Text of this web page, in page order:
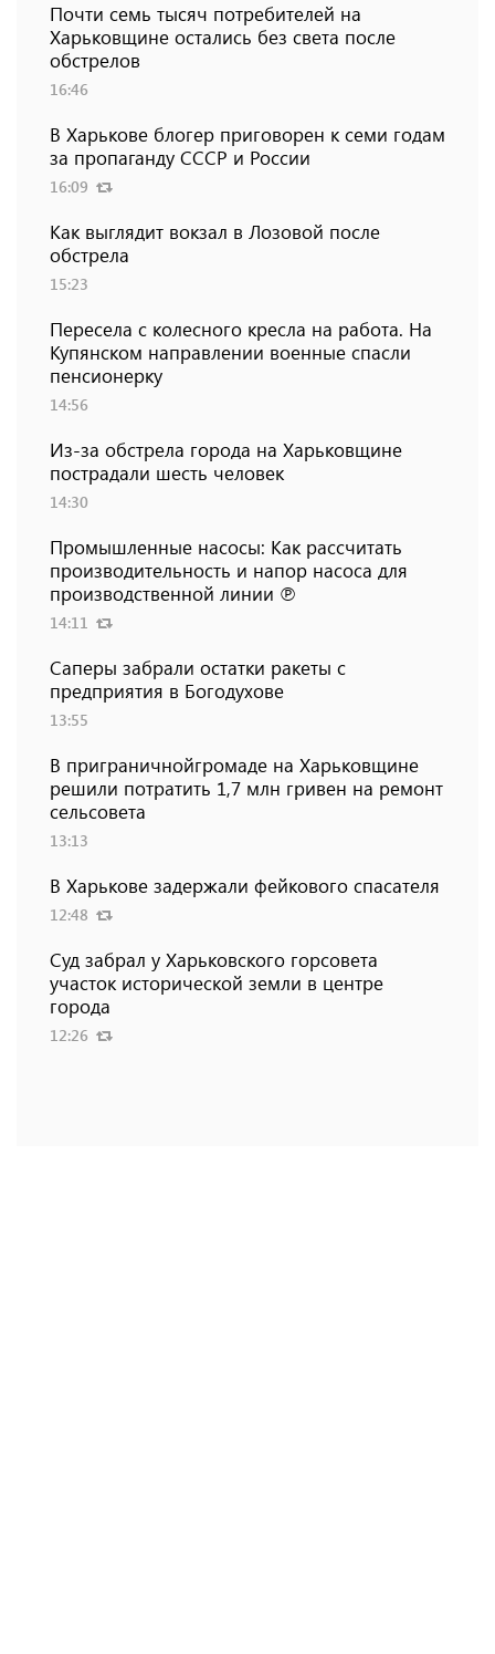
Почти семь тысяч потребителей на
Харьковщине остались без света после
обстрелов
16:46
В Харькове блогер приговорен к семи годам
за пропаганду СССР и России
16:09
Как выглядит вокзал в Лозовой после
обстрела
15:23
Пересела с колесного кресла на работа. На
Купянском направлении военные спасли
пенсионерку
14:56
Из-за обстрела города на Харьковщине
пострадали шесть человек
14:30
Промышленные насосы: Как рассчитать
производительность и напор насоса для
производственной линии ℗
14:11
Саперы забрали остатки ракеты с
предприятия в Богодухове
13:55
В приграничнойгромаде на Харьковщине
решили потратить 1,7 млн ​​гривен на ремонт
сельсовета
13:13
В Харькове задержали фейкового спасателя
12:48
Суд забрал у Харьковского горсовета
участок исторической земли в центре
города
12:26